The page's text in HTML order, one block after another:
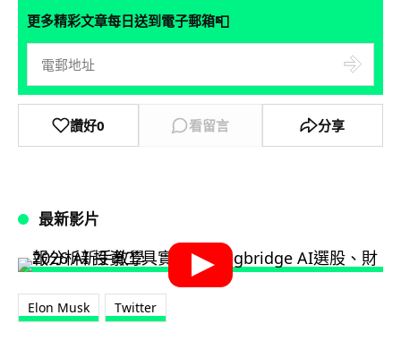
更多精彩文章每日送到電子郵箱📮
讚好0 看留言 分享
最新影片
Elon Musk Twitter